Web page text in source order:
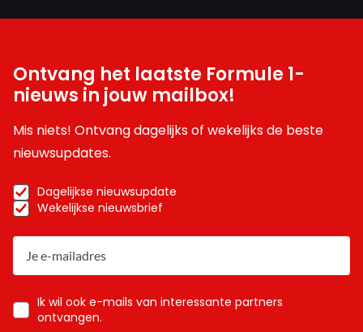
Ontvang het laatste Formule 1-
nieuws in jouw mailbox!
Mis niets! Ontvang dagelijks of wekelijks de beste
nieuwsupdates.
Dagelijkse nieuwsupdate
Wekelijkse nieuwsbrief
Ik wil ook e-mails van interessante partners
ontvangen.